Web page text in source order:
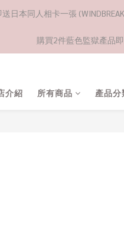
日本同人相卡一張
購買2件藍色監獄產品
介紹 所有商品 產品分